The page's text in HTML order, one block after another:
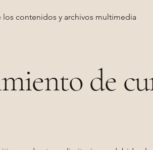
los contenidos y archivos multimedia
de